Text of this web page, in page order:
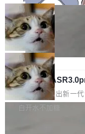
x / Harmony PC curl -
r.org/solon...
不断累积，代码仓中的
务逻辑等关键信息往往
件之中，形成高度复杂
代码检索手段（如关键
在语法层面完成文本定
内涵与结构关联，导致
理解大规模代码仓时面临
颈。 代码仓深度理解服
e深度理解服务"）是华
名90后算法工程师王某
服务器空间，删光了公
数据。 王某2024年1月
短剧部门，有互联网大
调整期间，部门三次通知
移到B集群，王某都回复
数据。2024年9月3日下
的账号密码进入A集群，
称为"删库跑路"的命令
局
Cloudflare 分享推理
che 量化 + 权重压缩，
1%，成本降 30%
Kimi 和 GLM 是当前最
它们有一个共同的问题
的 Kimi K 系列和智谱的
oE 架构的大模型，好用
存永远不够用。
一直在跑这些模型的推
局
腾讯混元 Hy
腾讯混元正式推出新一
3.0preview。基于最新
白开水不加糖